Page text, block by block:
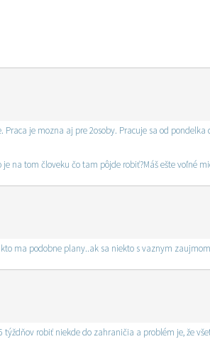
je mozna aj pre 2osoby. Pracuje sa od
na tom človeku čo tam pôjde robiť?Máš ešte voľné
ma podobne plany..ak sa niekto s vaznym
robiť niekde do zahraničia a problém je, že